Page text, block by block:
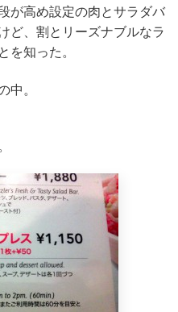
が高め設定の肉とサラダバ
ど、割とリーズナブルなラ
知った。
。